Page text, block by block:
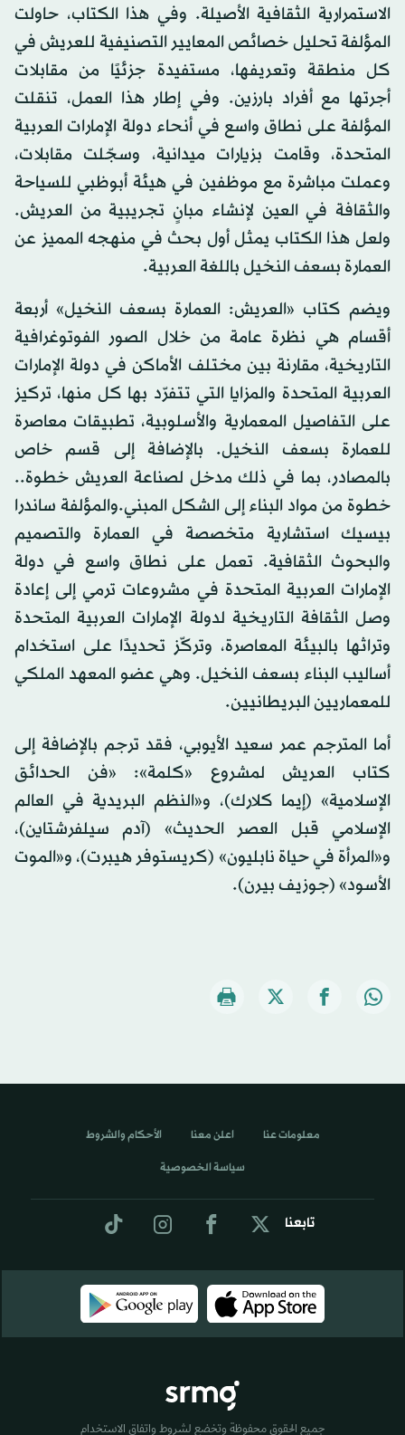
الاستمرارية الثقافية الأصيلة. وفي هذا الكتاب، حاولت
المؤلفة تحليل خصائص المعايير التصنيفية للعريش في
كل منطقة وتعريفها، مستفيدة جزئيًا من مقابلات
أجرتها مع أفراد بارزين. وفي إطار هذا العمل، تنقلت
المؤلفة على نطاق واسع في أنحاء دولة الإمارات العربية
المتحدة، وقامت بزيارات ميدانية، وسجّلت مقابلات،
وعملت مباشرة مع موظفين في هيئة أبوظبي للسياحة
والثقافة في العين لإنشاء مبانٍ تجريبية من العريش.
ولعل هذا الكتاب يمثل أول بحث في منهجه المميز عن
العمارة بسعف النخيل باللغة العربية.
ويضم كتاب «العريش: العمارة بسعف النخيل» أربعة
أقسام هي نظرة عامة من خلال الصور الفوتوغرافية
التاريخية، مقارنة بين مختلف الأماكن في دولة الإمارات
العربية المتحدة والمزايا التي تتفرّد بها كل منها، تركيز
على التفاصيل المعمارية والأسلوبية، تطبيقات معاصرة
للعمارة بسعف النخيل. بالإضافة إلى قسم خاص
بالمصادر، بما في ذلك مدخل لصناعة العريش خطوة..
خطوة من مواد البناء إلى الشكل المبني.والمؤلفة ساندرا
بيسيك استشارية متخصصة في العمارة والتصميم
والبحوث الثقافية. تعمل على نطاق واسع في دولة
الإمارات العربية المتحدة في مشروعات ترمي إلى إعادة
وصل الثقافة التاريخية لدولة الإمارات العربية المتحدة
وتراثها بالبيئة المعاصرة، وتركّز تحديدًا على استخدام
أساليب البناء بسعف النخيل. وهي عضو المعهد الملكي
للمعماريين البريطانيين.
أما المترجم عمر سعيد الأيوبي، فقد ترجم بالإضافة إلى
كتاب العريش لمشروع «كلمة»: «فن الحدائق
الإسلامية» (إيما كلارك)، و«النظم البريدية في العالم
الإسلامي قبل العصر الحديث» (آدم سيلفرشتاين)،
و«المرأة في حياة نابليون» (كريستوفر هيبرت)، و«الموت
الأسود» (جوزيف بيرن).
تابعنا
معلومات عنا اعلن معنا الأحكام والشروط
سياسة الخصوصية
جميع الحقوق محفوظة وتخضع لشروط واتفاق الاستخدام